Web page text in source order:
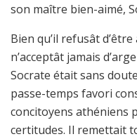
son maître bien-aimé,
Bien qu’il refusât
n’acceptât jamais
Socrate était sans
passe-temps favori
concitoyens athéniens
certitudes. Il remettait